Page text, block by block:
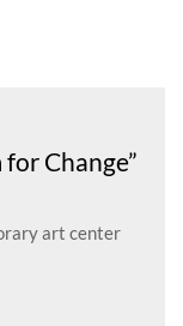
Change”
art center